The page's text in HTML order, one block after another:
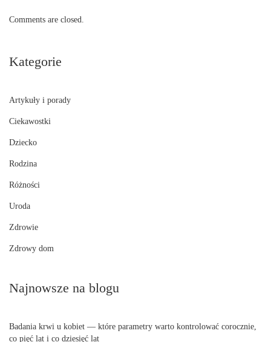
Comments are closed.
Kategorie
Artykuły i porady
Ciekawostki
Dziecko
Rodzina
Różności
Uroda
Zdrowie
Zdrowy dom
Najnowsze na blogu
Badania krwi u kobiet — które parametry warto kontrolować corocznie,
co pięć lat i co dziesięć lat